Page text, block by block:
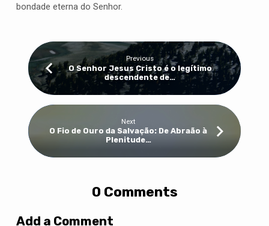
bondade eterna do Senhor.
Previous
O Senhor Jesus Cristo é o legítimo
descendente de…
Next
O Fio de Ouro da Salvação: De Abraão à
Plenitude…
0 Comments
Add a Comment